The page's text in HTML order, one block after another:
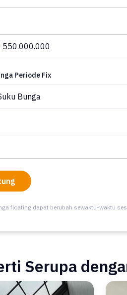
Periode Fix
floating dapat berubah sewaktu-waktu
Serupa